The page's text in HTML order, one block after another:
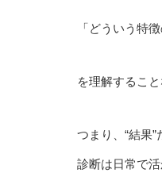
「どういう特
を理解すること
つまり、“結果”
診断は日常で活